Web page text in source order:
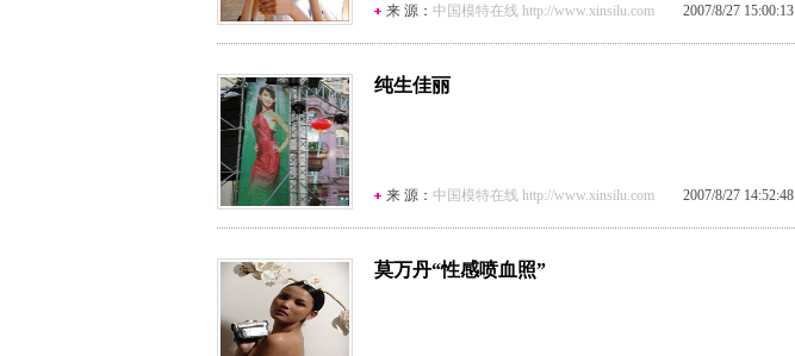
来 源： 中国模特在线 http://www.xinsilu.com 2007/8/27 15:00:13
纯生佳丽
来 源： 中国模特在线 http://www.xinsilu.com 2007/8/27 14:52:48
莫万丹“性感喷血照”